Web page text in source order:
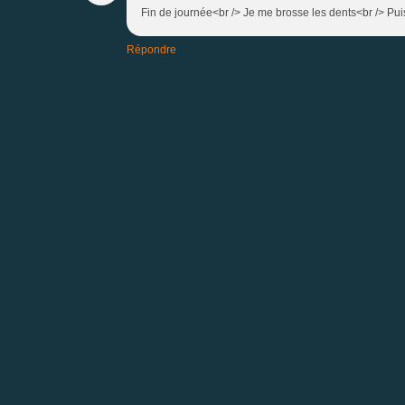
Fin de journée<br /> Je me brosse les dents<br />
Répondre